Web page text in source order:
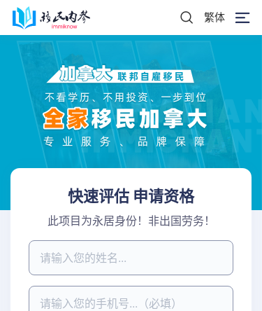
繁体
快速评估 申请资格
此项目为永居身份！非出国劳务！